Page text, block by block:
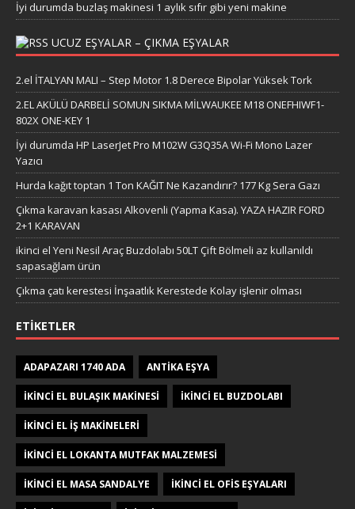
İyi durumda buzlaş makinesi 1 aylık sıfır gibi yeni makine
UCUZ EŞYALAR – ÇIKMA EŞYALAR
2.el İTALYAN MALI – Step Motor 1.8 Derece Bipolar Yüksek Tork
2.EL AKÜLÜ DARBELİ SOMUN SIKMA MİLWAUKEE M18 ONEFHIWF1-
802X ONE-KEY 1
İyi durumda HP LaserJet Pro M102W G3Q35A Wi-Fi Mono Lazer
Yazıcı
Hurda kağıt toptan 1 Ton KAĞIT Ne Kazandırır? 177 Kg Sera Gazı
Çıkma karavan kasası Alkovenli (Yapma Kasa). YAZA HAZIR FORD
2+1 KARAVAN
ikinci el Yeni Nesil Araç Buzdolabı 50LT Çift Bölmeli az kullanıldı
sapasağlam ürün
Çıkma çatı kerestesi İnşaatlık Kerestede​​ Kolay işlenir olması
ETIKETLER
ADAPAZARI 1740 ADA ANTIKA EŞYA
IKINCI EL BULAŞIK MAKINESI IKINCI EL BUZDOLABI
IKINCI EL IŞ MAKINELERI
IKINCI EL LOKANTA MUTFAK MALZEMESI
IKINCI EL MASA SANDALYE IKINCI EL OFIS EŞYALARI